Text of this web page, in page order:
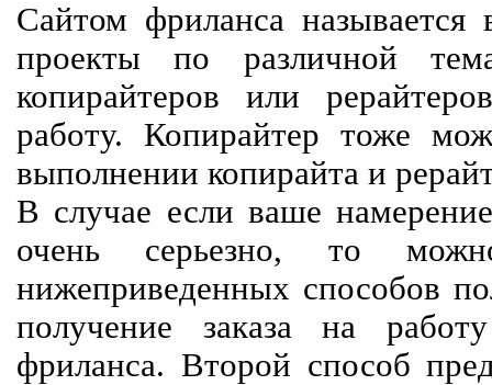
Сайтом фриланса называется
проекты по различной
копирайтеров или
работу. Копирайтер тоже
выполнении копирайта и
В случае если ваше
очень серьезно, то
нижеприведенных способов
получение заказа на
фриланса. Второй способ